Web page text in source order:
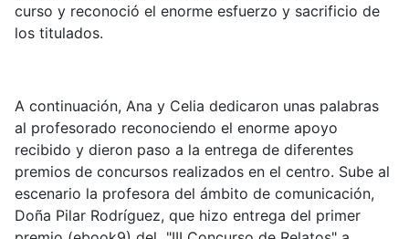
curso y reconoció el enorme esfuerzo y sacrificio de
los titulados.
A continuación, Ana y Celia dedicaron unas palabras
al profesorado reconociendo el enorme apoyo
recibido y dieron paso a la entrega de diferentes
premios de concursos realizados en el centro. Sube al
escenario la profesora del ámbito de comunicación,
Doña Pilar Rodríguez, que hizo entrega del primer